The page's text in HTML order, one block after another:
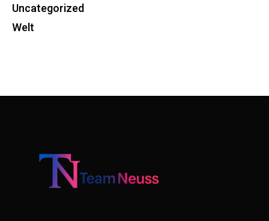
Uncategorized
Welt